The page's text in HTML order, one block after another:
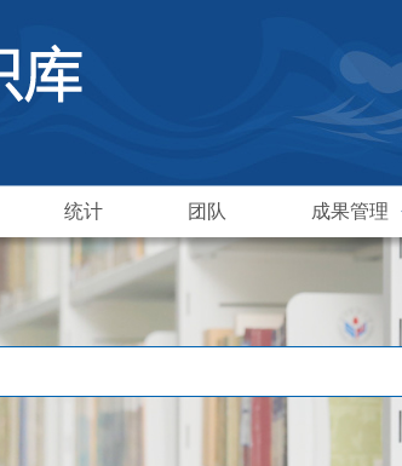
统计 团队 成果管理